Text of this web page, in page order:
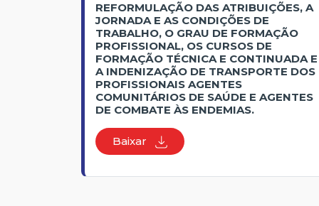
REFORMULAÇÃO DAS ATRIBUIÇÕES, A
JORNADA E AS CONDIÇÕES DE
TRABALHO, O GRAU DE FORMAÇÃO
PROFISSIONAL, OS CURSOS DE
FORMAÇÃO TÉCNICA E CONTINUADA E
A INDENIZAÇÃO DE TRANSPORTE DOS
PROFISSIONAIS AGENTES
COMUNITÁRIOS DE SAÚDE E AGENTES
DE COMBATE ÀS ENDEMIAS.
Baixar